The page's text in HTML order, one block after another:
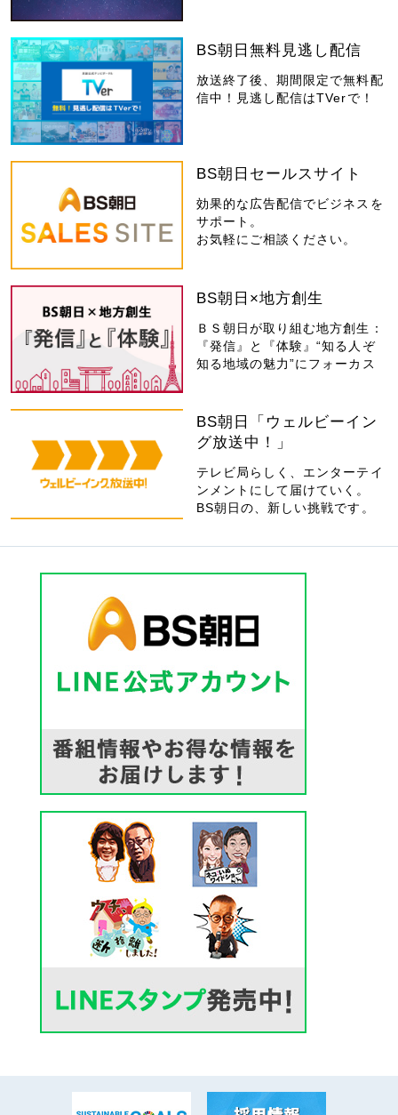
BS朝日無料見逃し配信
放送終了後、期間限定で無料配
信中！見逃し配信はTVerで！
BS朝日セールスサイト
効果的な広告配信でビジネスを
サポート。
お気軽にご相談ください。
BS朝日×地方創生
ＢＳ朝日が取り組む地方創生：
『発信』と『体験』“知る人ぞ
知る地域の魅力”にフォーカス
BS朝日「ウェルビーイン
グ放送中！」
テレビ局らしく、エンターテイ
ンメントにして届けていく。
BS朝日の、新しい挑戦です。